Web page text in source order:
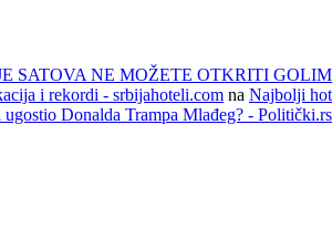
SATOVA NE MOŽETE OTKRITI
i rekordi - srbijahoteli.com na Najbolji
Donalda Trampa Mlađeg? - Politički.rs